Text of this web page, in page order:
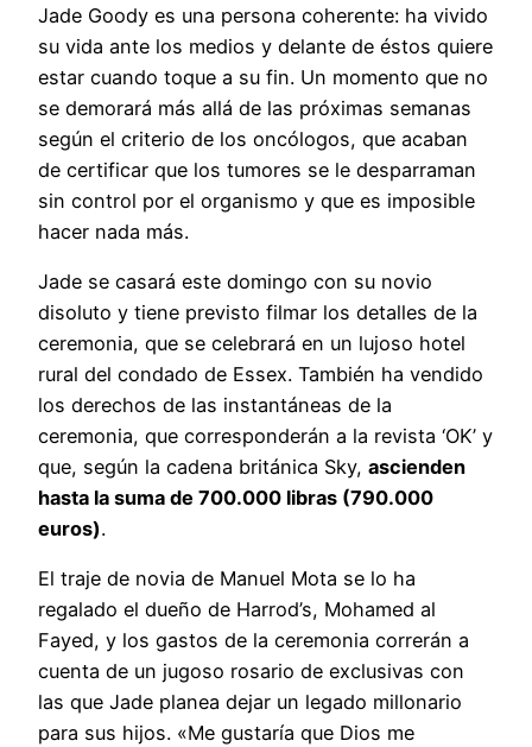
Jade Goody es una persona coherente: ha vivido
su vida ante los medios y delante de éstos quiere
estar cuando toque a su fin. Un momento que no
se demorará más allá de las próximas semanas
según el criterio de los oncólogos, que acaban
de certificar que los tumores se le desparraman
sin control por el organismo y que es imposible
hacer nada más.
Jade se casará este domingo con su novio
disoluto y tiene previsto filmar los detalles de la
ceremonia, que se celebrará en un lujoso hotel
rural del condado de Essex. También ha vendido
los derechos de las instantáneas de la
ceremonia, que corresponderán a la revista ‘OK’ y
que, según la cadena británica Sky, ascienden
hasta la suma de 700.000 libras (790.000
euros).
El traje de novia de Manuel Mota se lo ha
regalado el dueño de Harrod’s, Mohamed al
Fayed, y los gastos de la ceremonia correrán a
cuenta de un jugoso rosario de exclusivas con
las que Jade planea dejar un legado millonario
para sus hijos. «Me gustaría que Dios me